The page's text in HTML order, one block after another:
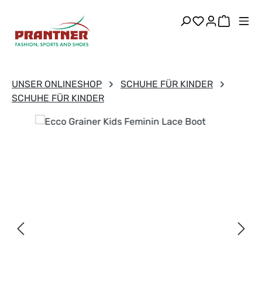
Zum Hauptinhalt springen
Du hast 0
UNSER ONLINESHOP
SCHUHE FÜR KINDER
SCHUHE FÜR KINDER
Bildergalerie überspringen